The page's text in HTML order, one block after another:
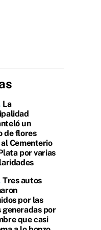
La
un
de flores
Cementerio
por varias
Tres autos
por las
generadas por
que casi